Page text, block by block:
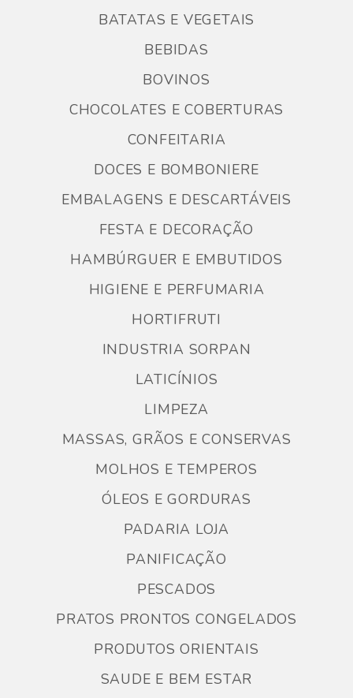
BATATAS E VEGETAIS
BEBIDAS
BOVINOS
CHOCOLATES E COBERTURAS
CONFEITARIA
DOCES E BOMBONIERE
EMBALAGENS E DESCARTÁVEIS
FESTA E DECORAÇÃO
HAMBÚRGUER E EMBUTIDOS
HIGIENE E PERFUMARIA
HORTIFRUTI
INDUSTRIA SORPAN
LATICÍNIOS
LIMPEZA
MASSAS, GRÃOS E CONSERVAS
MOLHOS E TEMPEROS
ÓLEOS E GORDURAS
PADARIA LOJA
PANIFICAÇÃO
PESCADOS
PRATOS PRONTOS CONGELADOS
PRODUTOS ORIENTAIS
SAUDE E BEM ESTAR